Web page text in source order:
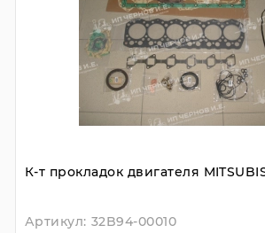
К-т прокладок двигателя
Артикул: 32B94-00010